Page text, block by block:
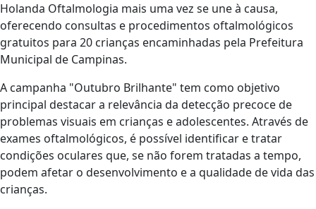
Holanda Oftalmologia mais uma vez se une à causa,
oferecendo consultas e procedimentos oftalmológicos
gratuitos para 20 crianças encaminhadas pela Prefeitura
Municipal de Campinas.
A campanha "Outubro Brilhante" tem como objetivo
principal destacar a relevância da detecção precoce de
problemas visuais em crianças e adolescentes. Através de
exames oftalmológicos, é possível identificar e tratar
condições oculares que, se não forem tratadas a tempo,
podem afetar o desenvolvimento e a qualidade de vida das
crianças.